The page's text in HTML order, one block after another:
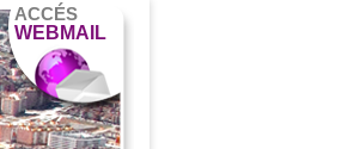
ACCÉS
WEBMAIL